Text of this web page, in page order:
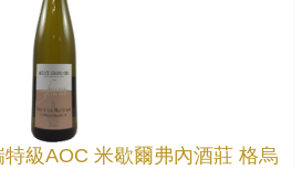
級AOC 米歇爾弗內酒莊 格烏